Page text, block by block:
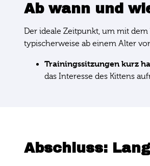
Ab wann und
Der ideale Zeitpunkt, um mit
typischerweise ab einem Alter
Trainingssitzungen kurz
das Interesse des Kittens
Abschluss: